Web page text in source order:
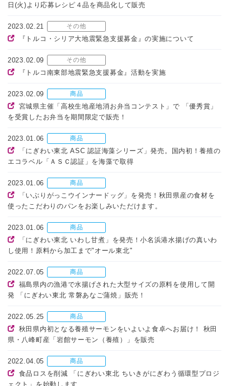
日(火)より応募レシピ４品を商品化して販売
2023.02.21 その他
『トルコ・シリア大地震緊急支援募金』の実施について
2023.02.09 その他
『トルコ南東部地震緊急支援募金』活動を実施
2023.02.09 商品
宮城県主催「高校生地産地消お弁当コンテスト」で 「優秀賞」
を受賞したお弁当を期間限定で販売！
2023.01.06 商品
「にぎわい東北 ASC 認証海藻シリーズ」発売。国内初！養殖の
エコラベル「ＡＳＣ認証」を海藻で取得
2023.01.06 商品
「いぶりがっこウインナードッグ」を発売！秋田県産の食材を
使ったこだわりのパンをお楽しみいただけます。
2023.01.06 商品
「にぎわい東北 いわし甘煮」を発売！小名浜港水揚げの真いわ
し使用！原料から加工まで"オール東北"
2022.07.05 商品
福島県内の漁港で水揚げされた大型サイズの原料を使用して開
発 「にぎわい東北 常磐あなご蒲焼」販売！
2022.05.25 商品
秋田県内初となる養殖サーモンをいよいよ食卓へお届け！ 秋田
県・八峰町産「岩館サーモン（養殖）」を販売
2022.04.05 商品
食品ロスを削減 「にぎわい東北 ちいきがにぎわう循環型プロジ
ェクト」を始動します